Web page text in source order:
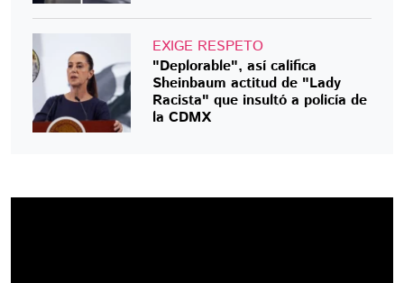
EXIGE RESPETO
"Deplorable", así califica
Sheinbaum actitud de "Lady
Racista" que insultó a policía de
la CDMX